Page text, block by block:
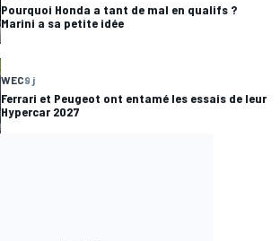
Pourquoi Honda a tant de mal en qualifs ?
Marini a sa petite idée
WEC9 j
Ferrari et Peugeot ont entamé les essais de leur
Hypercar 2027